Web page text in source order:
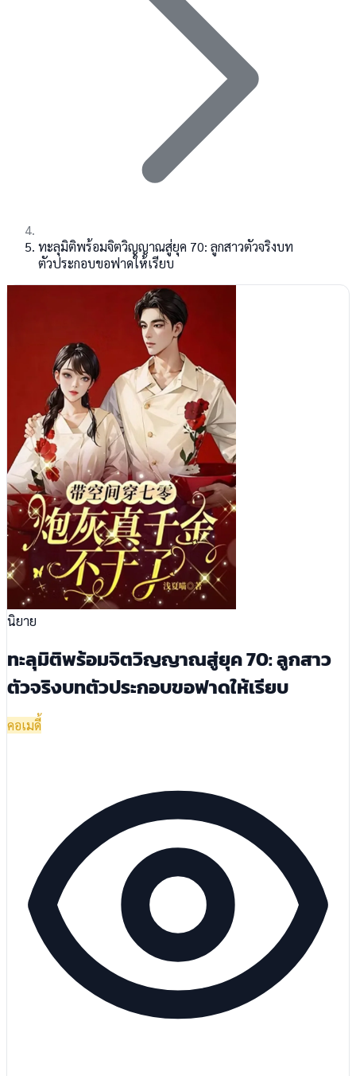
ทะลุมิติพร้อมจิตวิญญาณสู่ยุค 70: ลูกสาวตัวจริงบท
ตัวประกอบขอฟาดให้เรียบ
นิยาย
ทะลุมิติพร้อมจิตวิญญาณสู่ยุค 70: ลูกสาว
ตัวจริงบทตัวประกอบขอฟาดให้เรียบ
คอเมดี้